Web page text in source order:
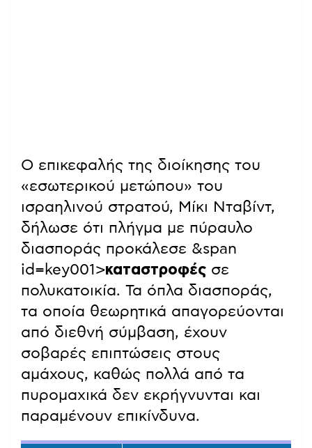
Ο επικεφαλής της διοίκησης του
«εσωτερικού μετώπου» του
ισραηλινού στρατού, Μίκι Νταβίντ,
δήλωσε ότι πλήγμα με πύραυλο
διασποράς προκάλεσε &span
id=key001>καταστροφές σε
πολυκατοικία. Τα όπλα διασποράς,
τα οποία θεωρητικά απαγορεύονται
από διεθνή σύμβαση, έχουν
σοβαρές επιπτώσεις στους
αμάχους, καθώς πολλά από τα
πυρομαχικά δεν εκρήγνυνται και
παραμένουν επικίνδυνα.